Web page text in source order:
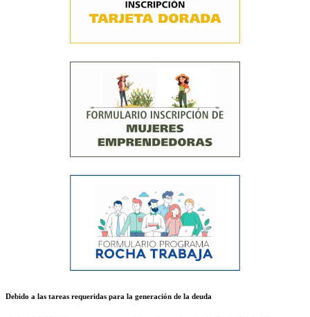
Debido a las tareas requeridas para la generación de la deuda